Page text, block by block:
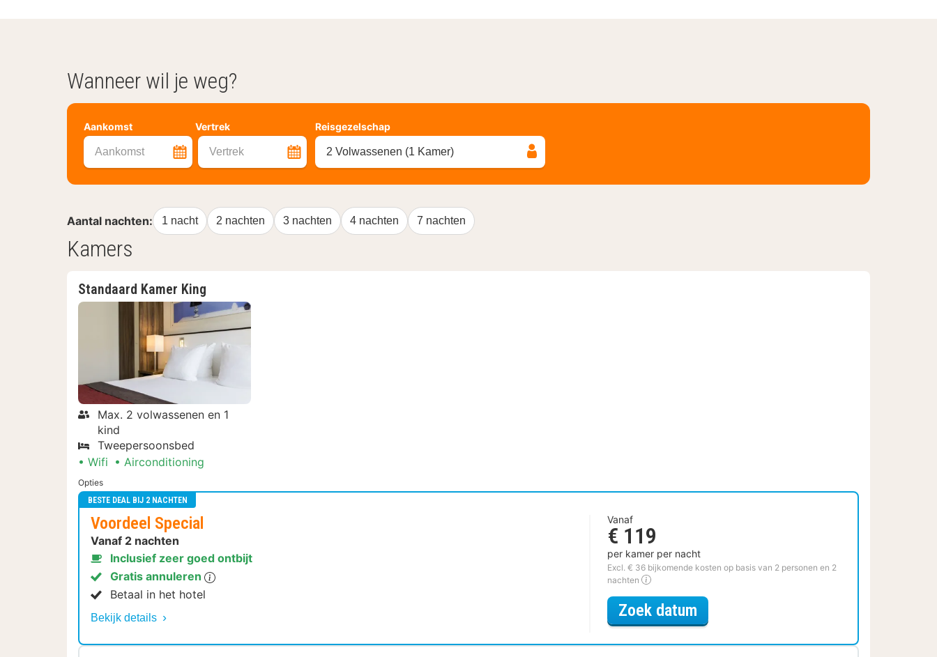
Wanneer wil je weg?
Aankomst Vertrek
Aankomst Vertrek
Reisgezelschap
2 Volwassenen (1 Kamer)
Aantal nachten: 1 nacht 2 nachten 3 nachten 4 nachten 7 nachten
Kamers
Standaard Kamer King
Max. 2 volwassenen en 1
kind
Tweepersoonsbed
Wifi
Airconditioning
Opties
BESTE DEAL BIJ 2 NACHTEN
Voordeel Special
Vanaf 2 nachten
Inclusief zeer goed ontbijt
Gratis annuleren
Betaal in het hotel
Bekijk details
Vanaf
€ 119
per kamer per nacht
Excl. € 36 bijkomende kosten op basis van 2 personen en 2
nachten
Zoek datum